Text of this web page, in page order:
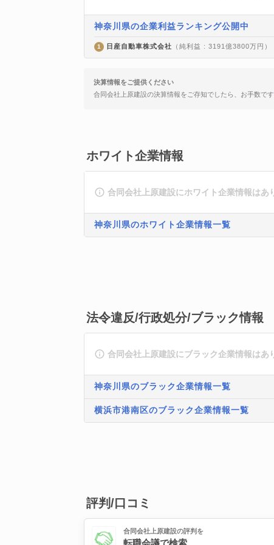
神奈川県の企業利益ランキング公開中
1 日産自動車株式会社 （純利益 : 3191億3800万円）
決算情報をご提供ください
合同会社上原建設の決算情報をご存知でしたら、お手数で
ホワイト企業情報
合同会社上原建設にホワイト企業情報はあ
神奈川県のホワイト企業情報一覧
法令違反/行政処分/ブラック情報
合同会社上原建設にブラック企業情報はあ
神奈川県のブラック企業情報一覧
横浜市港南区のブラック企業情報一覧
評判/口コミ
合同会社上原建設の評判を
転職会議で検索